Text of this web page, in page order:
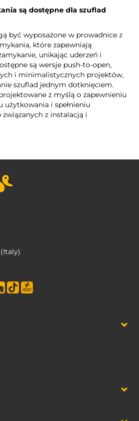
są dostępne dla szuflad
być wyposażone w prowadnice z
które zapewniają
unikając uderzeń i
są wersje push-to-open,
i minimalistycznych projektów,
szuflad jednym dotknięciem.
z myślą o zapewnieniu
i spełnieniu
z instalacją i